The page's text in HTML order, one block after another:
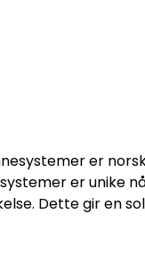
er
er unike
Dette gir en